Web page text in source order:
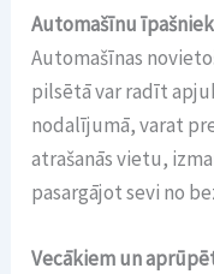
Automašīnu
Automašīnas
pilsētā var radīt
nodalījumā, varat
atrašanās vietu,
pasargājot sevi no
Vecākiem un